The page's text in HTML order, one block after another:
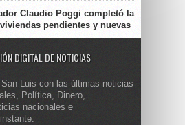
Claudio Poggi completó la
pendientes y nuevas
DIGITAL DE NOTICIAS
Luis con las últimas noticias
Política, Dinero,
nacionales e